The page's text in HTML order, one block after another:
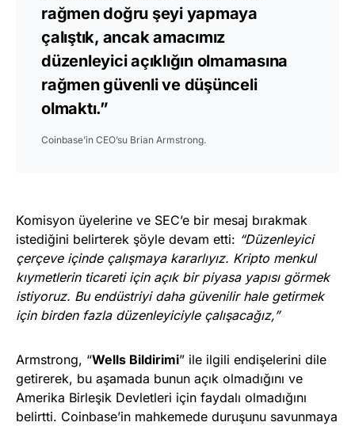
rağmen doğru şeyi yapmaya
çalıştık, ancak amacımız
düzenleyici açıklığın olmamasına
rağmen güvenli ve düşünceli
olmaktı.”
Coinbase’in CEO’su Brian Armstrong.
Komisyon üyelerine ve SEC’e bir mesaj bırakmak
istediğini belirterek şöyle devam etti: “Düzenleyici
çerçeve içinde çalışmaya kararlıyız. Kripto menkul
kıymetlerin ticareti için açık bir piyasa yapısı görmek
istiyoruz. Bu endüstriyi daha güvenilir hale getirmek
için birden fazla düzenleyiciyle çalışacağız,”
Armstrong, “Wells Bildirimi” ile ilgili endişelerini dile
getirerek, bu aşamada bunun açık olmadığını ve
Amerika Birleşik Devletleri için faydalı olmadığını
belirtti. Coinbase’in mahkemede duruşunu savunmaya